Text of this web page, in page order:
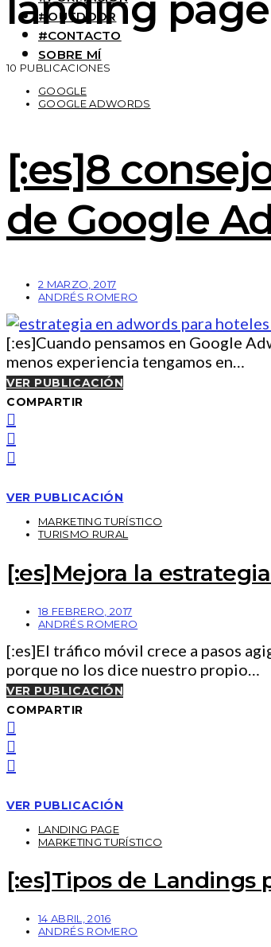
#OUTDOOR
#CONTACTO
SOBRE MÍ
10 PUBLICACIONES
GOOGLE
GOOGLE ADWORDS
[:es]8
de Google
2 MARZO, 2017
ANDRÉS ROMERO
[:es]Cuando pensamos en Google
menos experiencia tengamos en…
VER PUBLICACIÓN
COMPARTIR
VER PUBLICACIÓN
MARKETING TURÍSTICO
TURISMO RURAL
[:es]Mejora la
18 FEBRERO, 2017
ANDRÉS ROMERO
[:es]El tráfico móvil crece a pasos
porque no los dice nuestro propio…
VER PUBLICACIÓN
COMPARTIR
VER PUBLICACIÓN
LANDING PAGE
MARKETING TURÍSTICO
[:es]Tipos de Landings
14 ABRIL, 2016
ANDRÉS ROMERO